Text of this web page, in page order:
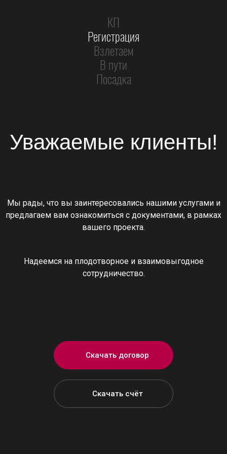
КП
Регистрация
Взлетаем
В пути
Посадка
Уважаемые клиенты!
Мы рады, что вы заинтересовались нашими услугами и
предлагаем вам ознакомиться с документами, в рамках
вашего проекта.
Надеемся на плодотворное и взаимовыгодное
сотрудничество.
Скачать договор
Скачать счёт